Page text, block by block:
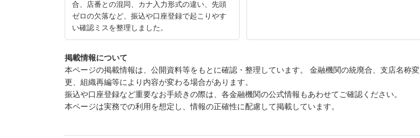
合、店番との混同、カナ入力形式の違い、先頭
ゼロの欠落など、振込や口座登録で起こりやす
い確認ミスを整理しました。
掲載情報について
本ページの掲載情報は、公開資料等をもとに確認・整理しています。 金融機関の統廃合、支店名称変
更、組織再編等により内容が変わる場合があります。
振込や口座登録など重要なお手続きの際は、各金融機関の公式情報もあわせてご確認ください。
本ページは実務での利用を想定し、情報の正確性に配慮して掲載しています。